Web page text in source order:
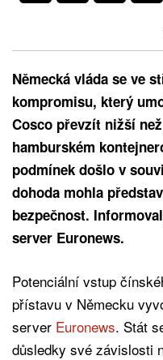
Německá vláda se ve
kompromisu, který
Cosco převzít nižší
hamburském
podmínek došlo v
dohoda mohla
bezpečnost.
server Euronews.
Potenciální vstup
přístavu v Německu
server Euronews. Stát
důsledky své závislosti